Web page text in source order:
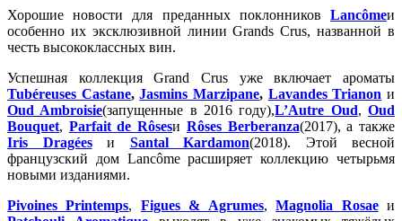
Хорошие новости для преданных поклонников Lancômeи
особенно их эксклюзивной линии Grands Crus, названной в
честь высококлассных вин.
Успешная коллекция Grand Crus уже включает ароматы
Tubéreuses Castane,Jasmins Marzipane, Lavandes Trianon и
Oud Ambroisie(запущенные в 2016 году),L’Autre Oud,Oud
Bouquet, Parfait de Rôsesи Rôses Berberanza(2017), а также
Iris Dragéesи Santal Kardamon(2018). Этой весной
французский дом Lancôme расширяет коллекцию четырьмя
новыми изданиями.
Pivoines Printemps, Figues & Agrumes,Magnolia Rosaeи